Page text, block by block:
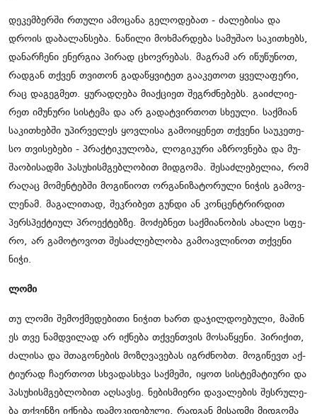
დე­კემ­ბერ­ში რთუ­ლი ამო­ცა­ნა გე­ლო­დე­ბათ - ძა­ლე­ბი­სა და
დრო­ის და­ბა­ლან­სე­ბა. ნა­წი­ლი მოხ­მარ­დე­ბა სა­მუ­შაო სა­კი­თხებს,
და­ნარ­ჩე­ნი ენერ­გია პი­რად ცხოვ­რე­ბას. მაგ­რამ არ იწუ­წუ­ნოთ,
რად­გან თქვენ თვი­თონ გა­და­წყვი­ტეთ გა­ა­კე­თოთ ყვე­ლა­ფე­რი,
რაც და­გეგ­მეთ. ყუ­რა­დღე­ბა მი­აქ­ცი­ეთ შეგ­რძნე­ბებს. გა­იძ­ლი­ე­
რეთ იმუ­ნუ­რი სის­ტე­მა და არ გა­დატ­ვირ­თოთ სხე­უ­ლი. საქ­მი­ან
სა­კი­თხებ­ში უპირ­ვე­ლეს ყოვ­ლი­სა გა­მო­ი­ყე­ნეთ თქვე­ნი სა­უ­კე­თე­
სო თვი­სე­ბე­ბი - პრაქ­ტი­კუ­ლო­ბა, ლო­გი­კუ­რი აზ­როვ­ნე­ბა და მუ­
შა­ო­ბი­სად­მი პა­სუ­ხის­მგებ­ლო­ბით მიდ­გო­მა. შე­საძ­ლე­ბე­ლია, რომ
რა­ღაც მო­მენ­ტებ­ში მო­გი­წი­ოთ ორ­გა­ნი­ზა­ტო­რუ­ლი ნი­ჭის გა­მოვ­
ლე­ნამ. მა­გა­ლი­თად, შეკ­რი­ბეთ გუნ­დი ან კონ­ცენ­ტრირ­დით
პერ­სპექ­ტი­ულ პრო­ექ­ტებ­ზე. მო­ძებ­ნეთ საქ­მი­ა­ნო­ბის ახა­ლი სფე­
რო, არ გა­მო­ტო­ვოთ შე­საძ­ლებ­ლო­ბა გა­მო­ავ­ლი­ნოთ თქვე­ნი
ნიჭი.
ლომი
თუ ლომი შე­მოქ­მე­დე­ბი­თი ნი­ჭით ხართ და­ჯილ­დო­ე­ბუ­ლი, მა­შინ
ეს თვე ნამ­დვი­ლად არ იქ­ნე­ბა თქვენ­თვის მო­სა­წყე­ნი. პი­რი­ქით,
ძა­ლი­სა და შთა­გო­ნე­ბის მო­ზღვა­ვე­ბას იგ­რძნობთ. მო­გი­წევთ აქ­
ტი­უ­რად ჩა­ერ­თოთ სხვა­დას­ხვა საქ­მე­ში, იყოთ სის­ტე­მა­ტი­უ­რი და
პა­სუ­ხის­მგებ­ლო­ბით აღ­სავ­სე. ნე­ბის­მი­ე­რი და­ვა­ლე­ბის შეს­რუ­ლე­